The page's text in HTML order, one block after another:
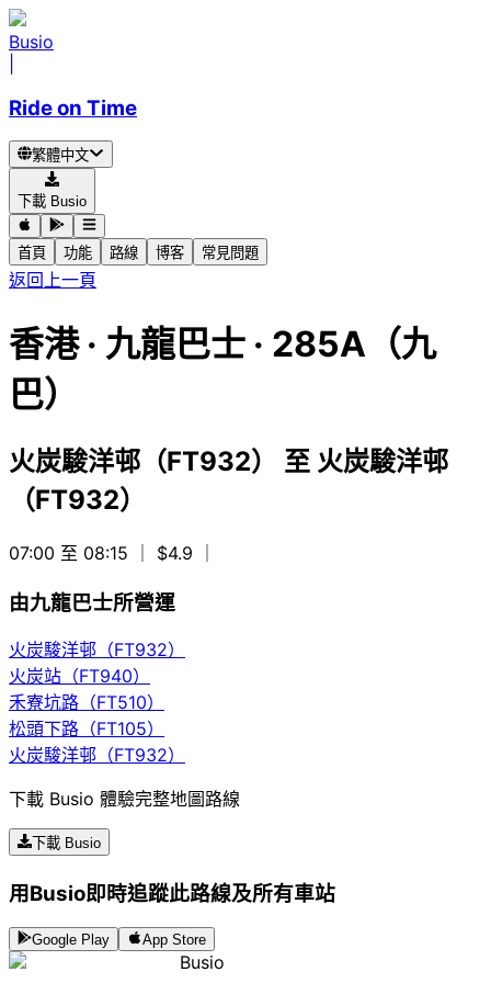
Busio
Ride on Time
繁體中文
下載 Busio
首頁 功能 路線 博客 常見問題
返回上一頁
香港· 九龍巴士 · 285A（九
巴）
火炭駿洋邨（FT932） 至 火炭駿洋邨
（FT932）
07:00 至 08:15 ｜ $4.9
由九龍巴士所營運
火炭駿洋邨（FT932）
火炭站（FT940）
禾寮坑路（FT510）
松頭下路（FT105）
火炭駿洋邨（FT932）
下載 Busio 體驗完整地圖路線
下載 Busio
用Busio即時追蹤此路線及所有車站
Google Play App Store
Busio